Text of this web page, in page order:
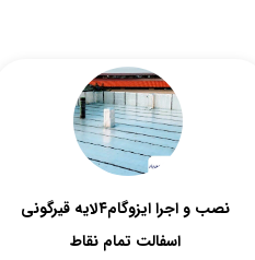
نصب و اجرا ایزوگام۴لایه قیرگونی
اسفالت تمام نقاط